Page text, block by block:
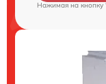
Нажимая на кнопку